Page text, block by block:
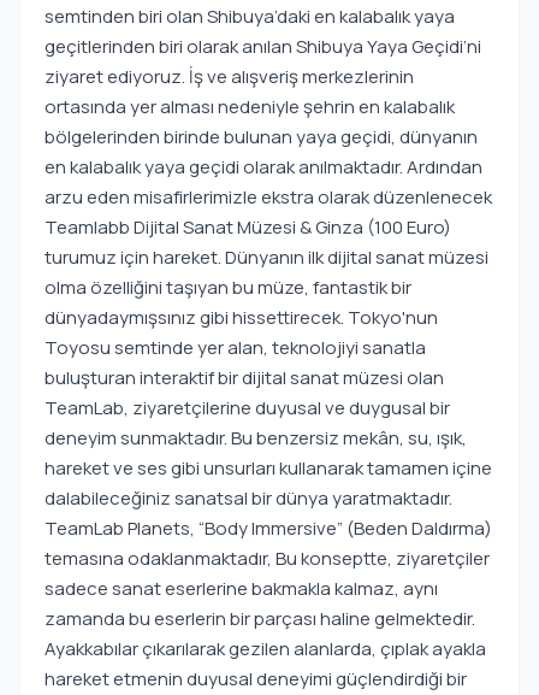
semtinden biri olan Shibuya’daki en kalabalık yaya
geçitlerinden biri olarak anılan Shibuya Yaya Geçidi’ni
ziyaret ediyoruz. İş ve alışveriş merkezlerinin
ortasında yer alması nedeniyle şehrin en kalabalık
bölgelerinden birinde bulunan yaya geçidi, dünyanın
en kalabalık yaya geçidi olarak anılmaktadır. Ardından
arzu eden misafirlerimizle ekstra olarak düzenlenecek
Teamlabb Dijital Sanat Müzesi & Ginza (100 Euro)
turumuz için hareket. Dünyanın ilk dijital sanat müzesi
olma özelliğini taşıyan bu müze, fantastik bir
dünyadaymışsınız gibi hissettirecek. Tokyo'nun
Toyosu semtinde yer alan, teknolojiyi sanatla
buluşturan interaktif bir dijital sanat müzesi olan
TeamLab, ziyaretçilerine duyusal ve duygusal bir
deneyim sunmaktadır. Bu benzersiz mekân, su, ışık,
hareket ve ses gibi unsurları kullanarak tamamen içine
dalabileceğiniz sanatsal bir dünya yaratmaktadır.
TeamLab Planets, “Body Immersive” (Beden Daldırma)
temasına odaklanmaktadır, Bu konseptte, ziyaretçiler
sadece sanat eserlerine bakmakla kalmaz, aynı
zamanda bu eserlerin bir parçası haline gelmektedir.
Ayakkabılar çıkarılarak gezilen alanlarda, çıplak ayakla
hareket etmenin duyusal deneyimi güçlendirdiği bir